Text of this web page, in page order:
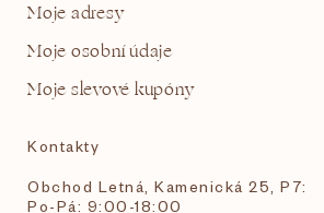
Moje adresy
Moje osobní údaje
Moje slevové kupóny
Kontakty
Obchod Letná, Kamenická 25, P7:
Po-Pá: 9:00-18:00